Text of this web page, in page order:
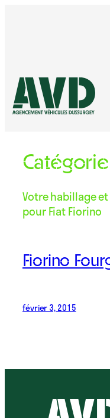
Votre habillage
pour Fiat Fiorino
Fiorino
février 3, 2015